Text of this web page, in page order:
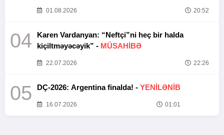
01.08.2026 20:52
04
Karen Vardanyan: “Neftçi”ni heç bir halda
kiçiltməyəcəyik” - MÜSAHİBƏ
22.07.2026 22:26
05 DÇ-2026: Argentina finalda! - YENİLƏNİB
16.07.2026 01:01